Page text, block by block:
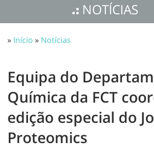
NOTÍCIAS
» Início » Notícias
Equipa do
Química da FCT
edição especial do
Proteomics